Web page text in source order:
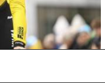
prva etapa